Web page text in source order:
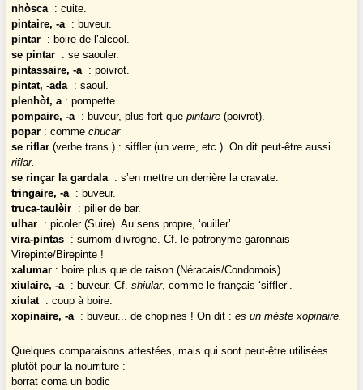
nhòsca : cuite.
pintaire, -a : buveur.
pintar : boire de l’alcool.
se pintar : se saouler.
pintassaire, -a : poivrot.
pintat, -ada : saoul.
plenhòt, a: pompette.
pompaire, -a : buveur, plus fort quepintaire (poivrot).
popar : commechucar
se riflar(verbe trans.) : siffler (un verre, etc.). On dit peut-être aussi
riflar.
se rinçar la gardala : s’en mettre un derrière la cravate.
tringaire, -a : buveur.
truca-taulèir : pilier de bar.
ulhar : picoler (Suire). Au sens propre, ‘ouiller’.
vira-pintas : surnom d’ivrogne. Cf. le patronyme garonnais
Virepinte/Birepinte !
xalumar : boire plus que de raison (Néracais/Condomois).
xiulaire, -a : buveur. Cf.shiular, comme le français ‘siffler’.
xiulat : coup à boire.
xopinaire, -a : buveur... de chopines ! On dit :es un mèste xopinaire.
Quelques comparaisons attestées, mais qui sont peut-être utilisées
plutôt pour la nourriture :
borrat coma un bodic